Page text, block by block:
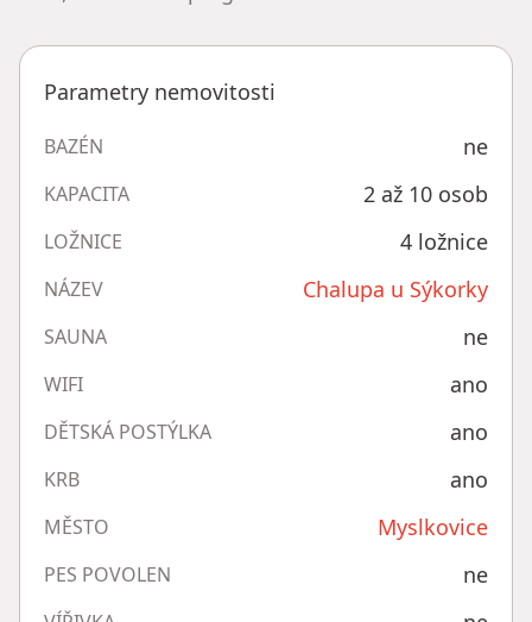
Parametry nemovitosti
BAZÉN ne
KAPACITA 2 až 10 osob
LOŽNICE 4 ložnice
NÁZEV Chalupa u Sýkorky
SAUNA ne
WIFI ano
DĚTSKÁ POSTÝLKA ano
KRB ano
MĚSTO Myslkovice
PES POVOLEN ne